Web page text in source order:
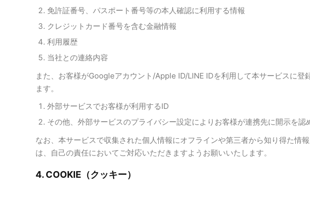
免許証番号、パスポート番号等の本人確認に利用する情報
クレジットカード番号を含む金融情報
利用履歴
当社との連絡内容
また、お客様がGoogleアカウント/Apple ID/LINE IDを利用して本サービスに
ます。
外部サービスでお客様が利用するID
その他、外部サービスのプライバシー設定によりお客様が連携先に開示を認
なお、本サービスで収集された個人情報にオフラインや第三者から知り得た情
は、自己の責任においてご対応いただきますようお願いいたします。
4. COOKIE（クッキー）